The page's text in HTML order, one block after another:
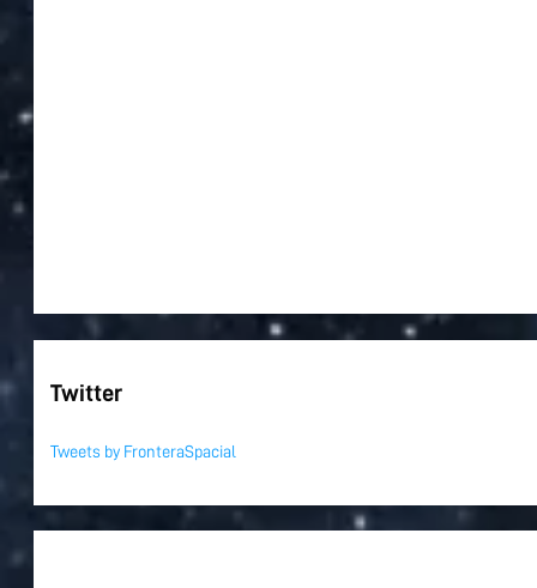
Twitter
Tweets by FronteraSpacial